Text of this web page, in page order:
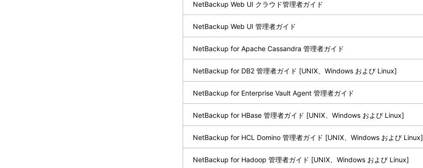
NetBackup Web UI クラウド管理者ガイド
NetBackup Web UI 管理者ガイド
NetBackup for Apache Cassandra 管理者ガイド
NetBackup for DB2 管理者ガイド [UNIX、Windows および Linux]
NetBackup for Enterprise Vault Agent 管理者ガイド
NetBackup for HBase 管理者ガイド [UNIX、Windows および Linux]
NetBackup for HCL Domino 管理者ガイド [UNIX、Windows および Linux]
NetBackup for Hadoop 管理者ガイド [UNIX、Windows および Linux]